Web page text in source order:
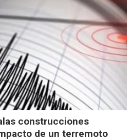
construcciones
de un terremoto